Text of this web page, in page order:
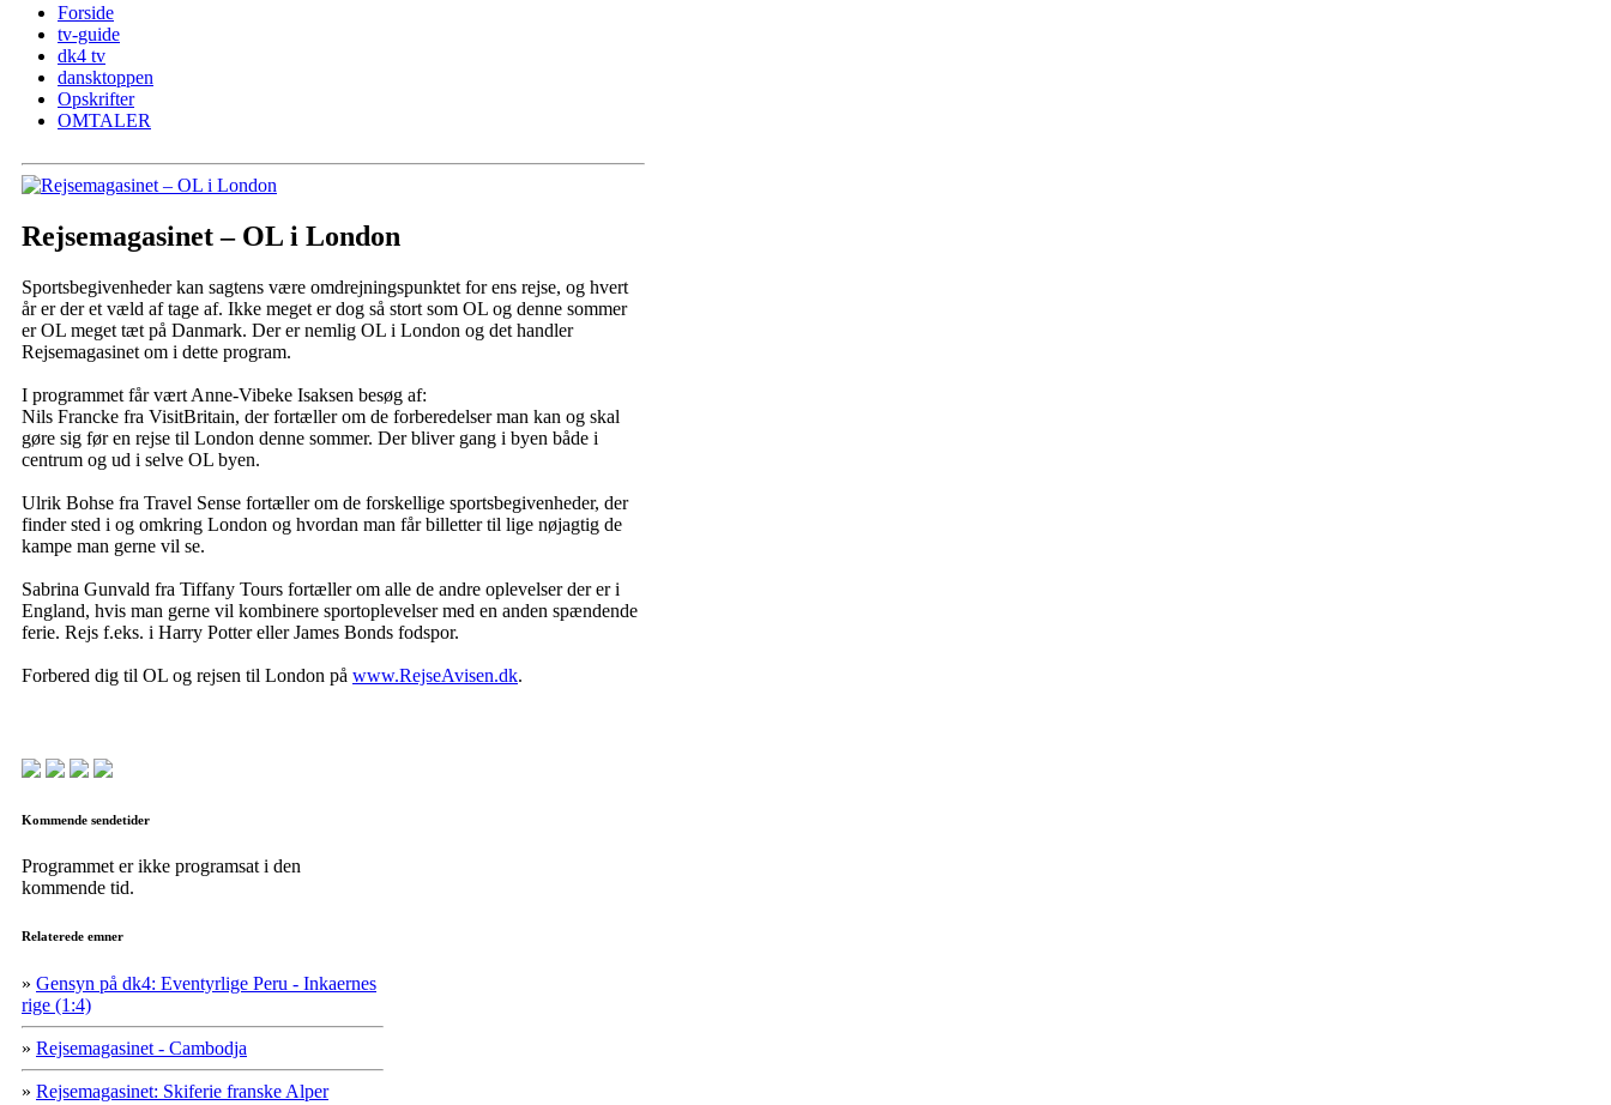
Forside
tv-guide
dk4 tv
dansktoppen
Opskrifter
OMTALER
Rejsemagasinet – OL i London
Sportsbegivenheder kan sagtens være omdrejningspunktet for ens rejse, og hvert
år er der et væld af tage af. Ikke meget er dog så stort som OL og denne sommer
er OL meget tæt på Danmark. Der er nemlig OL i London og det handler
Rejsemagasinet om i dette program.
I programmet får vært Anne-Vibeke Isaksen besøg af:
Nils Francke fra VisitBritain, der fortæller om de forberedelser man kan og skal
gøre sig før en rejse til London denne sommer. Der bliver gang i byen både i
centrum og ud i selve OL byen.
Ulrik Bohse fra Travel Sense fortæller om de forskellige sportsbegivenheder, der
finder sted i og omkring London og hvordan man får billetter til lige nøjagtig de
kampe man gerne vil se.
Sabrina Gunvald fra Tiffany Tours fortæller om alle de andre oplevelser der er i
England, hvis man gerne vil kombinere sportoplevelser med en anden spændende
ferie. Rejs f.eks. i Harry Potter eller James Bonds fodspor.
Forbered dig til OL og rejsen til London på www.RejseAvisen.dk.
Kommende sendetider
Programmet er ikke programsat i den
kommende tid.
Relaterede emner
» Gensyn på dk4: Eventyrlige Peru - Inkaernes
rige (1:4)
» Rejsemagasinet - Cambodja
» Rejsemagasinet: Skiferie franske Alper